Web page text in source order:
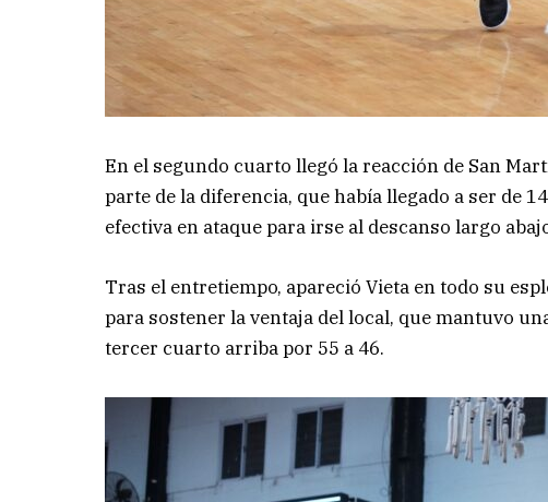
En el segundo cuarto llegó la reacción de San
parte de la diferencia, que había llegado a ser de
efectiva en ataque para irse al descanso largo
Tras el entretiempo, apareció Vieta en todo su
para sostener la ventaja del local, que mantuvo
tercer cuarto arriba por 55 a 46.